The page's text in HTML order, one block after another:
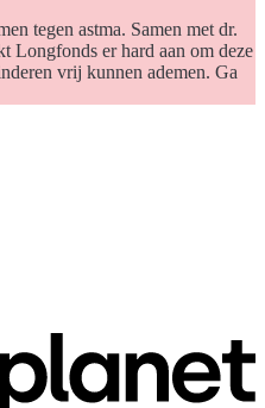
tegen astma. Samen met dr.
Longfonds er hard aan om deze
vrij kunnen ademen. Ga